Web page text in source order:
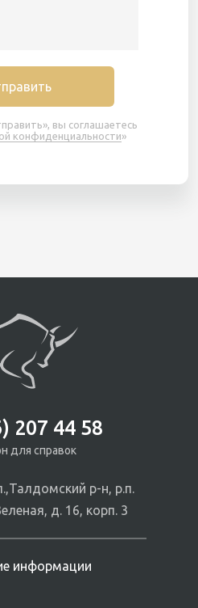
вы соглашаетесь
конфиденциальности»
р-н, р.п.
д. 16, корп. 3
207 44 58
для справок
информации